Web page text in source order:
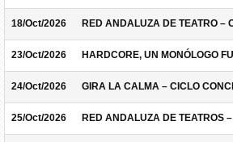
18/Oct/2026 RED ANDALUZA DE TEATRO –
23/Oct/2026 HARDCORE, UN MONÓLOGO
24/Oct/2026 GIRA LA CALMA – CICLO
25/Oct/2026 RED ANDALUZA DE TEATROS